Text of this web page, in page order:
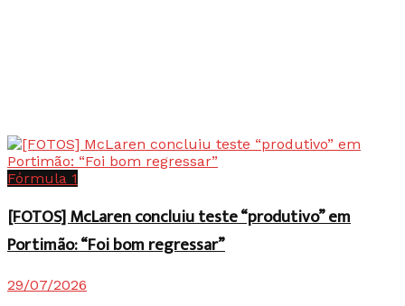
Fórmula 1
[FOTOS] McLaren concluiu teste “produtivo” em
Portimão: “Foi bom regressar”
29/07/2026